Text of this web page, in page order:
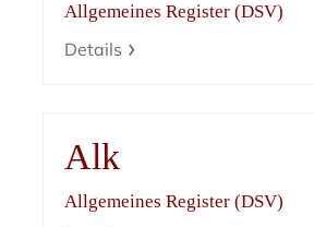
Allgemeines Register (DSV)
Details
Alk
Allgemeines Register (DSV)